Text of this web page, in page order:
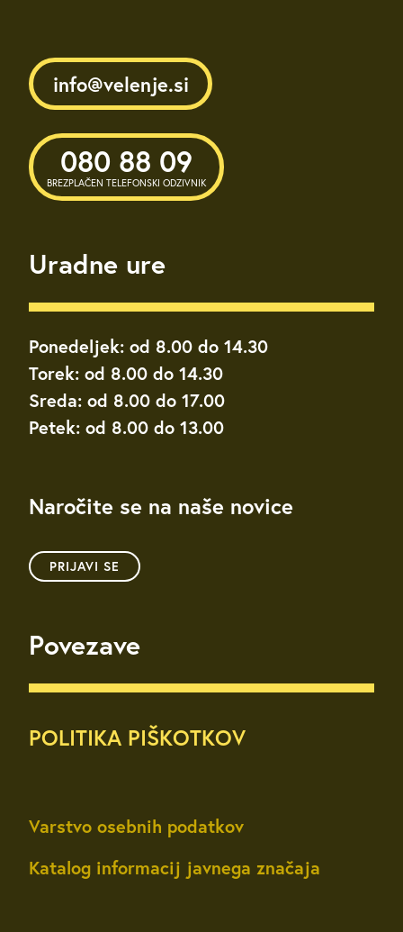
info@velenje.si
080 88 09
BREZPLAČEN TELEFONSKI ODZIVNIK
Uradne ure
Ponedeljek: od 8.00 do 14.30
Torek: od 8.00 do 14.30
Sreda: od 8.00 do 17.00
Petek: od 8.00 do 13.00
Naročite se na naše novice
PRIJAVI SE
Povezave
POLITIKA PIŠKOTKOV
Varstvo osebnih podatkov
Katalog informacij javnega značaja